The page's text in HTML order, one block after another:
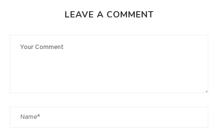
LEAVE A COMMENT